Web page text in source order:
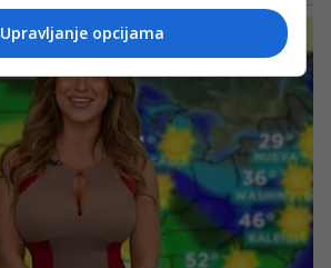
Upravljanje opcijama